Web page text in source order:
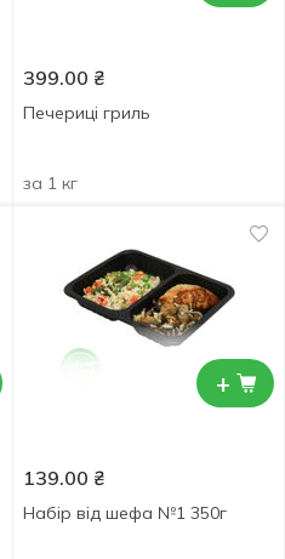
399.00 ₴
Печериці гриль
за 1 кг
+
139.00 ₴
Набір від шефа №1 350г